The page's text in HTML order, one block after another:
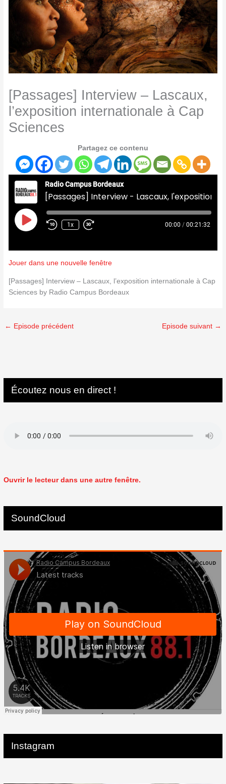
[Passages] Interview – Lascaux,
l’exposition internationale à Cap
Sciences
Partagez ce contenu
Radio Campus Bordeaux
Play
Episode
1x 00:00 / 00:21:32
Jouer dans une nouvelle fenêtre
[Passages] Interview – Lascaux, l’exposition internationale à Cap
Sciences by Radio Campus Bordeaux
← Episode précédent Episode suivant →
Écoutez nous en direct !
Ouvrir le lecteur dans une autre fenêtre.
SoundCloud
Instagram